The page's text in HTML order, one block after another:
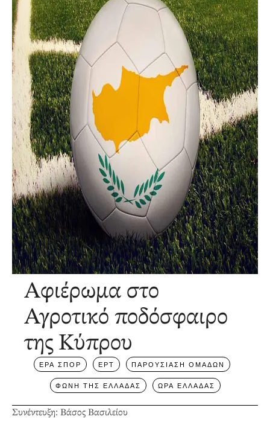
Αφιέρωμα στο
Αγροτικό ποδόσφαιρο
της Κύπρου
ΕΡΑ ΣΠΟΡ ΕΡΤ ΠΑΡΟΥΣΙΑΣΗ ΟΜΑΔΩΝ
ΦΩΝΗ ΤΗΣ ΕΛΛΑΔΑΣ ΩΡΑ ΕΛΛΑΔΑΣ
Συνέντευξη: Βάσος Βασιλείου